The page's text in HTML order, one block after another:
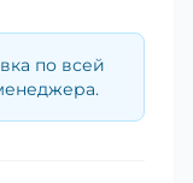
по всей